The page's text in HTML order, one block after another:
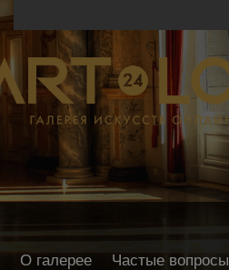
О галерее Частые вопросы